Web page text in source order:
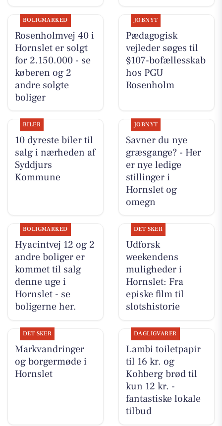
BOLIGMARKED
Rosenholmvej 40 i
Hornslet er solgt
for 2.150.000 - se
køberen og 2
andre solgte
boliger
JOBNYT
Pædagogisk
vejleder søges til
§107-bofællesskab
hos PGU
Rosenholm
BILER
10 dyreste biler til
salg i nærheden af
Syddjurs
Kommune
JOBNYT
Savner du nye
græsgange? - Her
er nye ledige
stillinger i
Hornslet og
omegn
BOLIGMARKED
Hyacintvej 12 og 2
andre boliger er
kommet til salg
denne uge i
Hornslet - se
boligerne her.
DET SKER
Udforsk
weekendens
muligheder i
Hornslet: Fra
episke film til
slotshistorie
DET SKER
Markvandringer
og borgermøde i
Hornslet
DAGLIGVARER
Lambi toiletpapir
til 16 kr. og
Kohberg brød til
kun 12 kr. -
fantastiske lokale
tilbud